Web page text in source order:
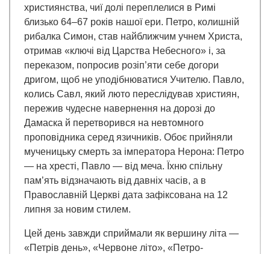
християнства, чиї долі переплелися в Римі
близько 64–67 років нашої ери. Петро, колишній
рибалка Симон, став найближчим учнем Христа,
отримав «ключі від Царства Небесного» і, за
переказом, попросив розіп’яти себе догори
дригом, щоб не уподібнюватися Учителю. Павло,
колись Савл, який люто переслідував християн,
пережив чудесне навернення на дорозі до
Дамаска й перетворився на невтомного
проповідника серед язичників. Обоє прийняли
мученицьку смерть за імператора Нерона: Петро
— на хресті, Павло — від меча. Їхню спільну
пам’ять відзначають від давніх часів, а в
Православній Церкві дата зафіксована на 12
липня за новим стилем.
Цей день завжди сприймали як вершину літа —
«Петрів день», «Червоне літо», «Петро-